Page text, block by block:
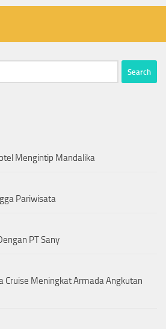
Mengintip Mandalika
Pariwisata
PT Sany
Cruise Meningkat Armada Angkutan